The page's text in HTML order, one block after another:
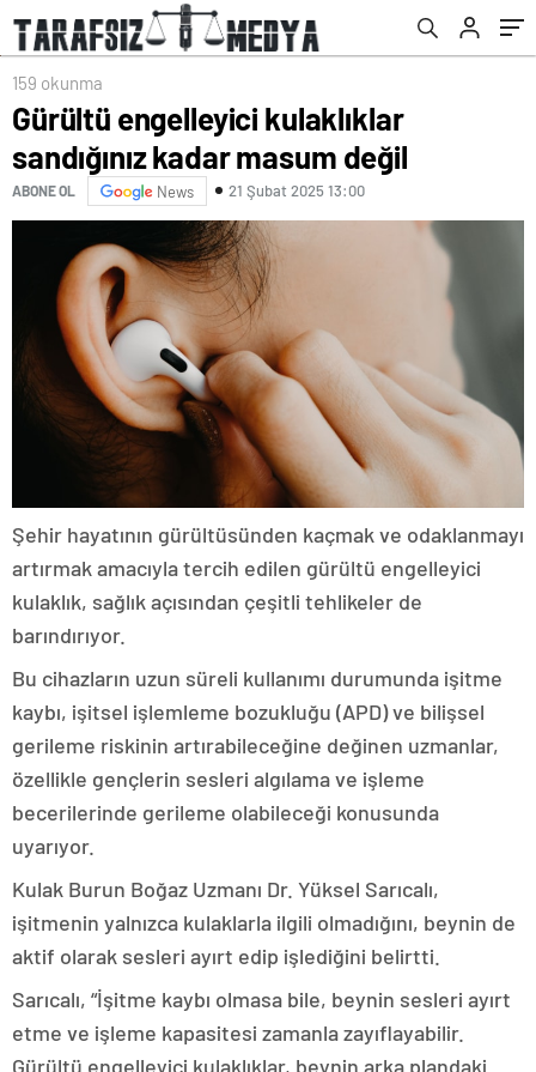
159 okunma
Gürültü engelleyici kulaklıklar
sandığınız kadar masum değil
ABONE OL News 21 Şubat 2025 13:00
Şehir hayatının gürültüsünden kaçmak ve odaklanmayı
artırmak amacıyla tercih edilen gürültü engelleyici
kulaklık, sağlık açısından çeşitli tehlikeler de
barındırıyor.
Bu cihazların uzun süreli kullanımı durumunda işitme
kaybı, işitsel işlemleme bozukluğu (APD) ve bilişsel
gerileme riskinin artırabileceğine değinen uzmanlar,
özellikle gençlerin sesleri algılama ve işleme
becerilerinde gerileme olabileceği konusunda
uyarıyor.
Kulak Burun Boğaz Uzmanı Dr. Yüksel Sarıcalı,
işitmenin yalnızca kulaklarla ilgili olmadığını, beynin de
aktif olarak sesleri ayırt edip işlediğini belirtti.
Sarıcalı, “İşitme kaybı olmasa bile, beynin sesleri ayırt
etme ve işleme kapasitesi zamanla zayıflayabilir.
Gürültü engelleyici kulaklıklar, beynin arka plandaki